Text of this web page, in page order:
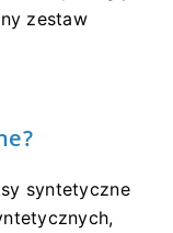
zestaw
syntetyczne